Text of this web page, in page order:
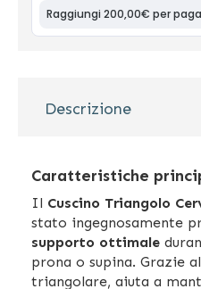
Descrizione
Caratteristiche
Il Cuscino Triangolo
stato ingegnosamente
supporto ottimale
prona o supina. Grazie
triangolare, aiuta a